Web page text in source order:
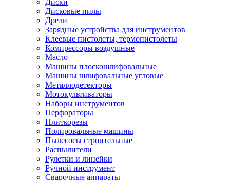
Диски
Дисковые пилы
Дрели
Зарядные устройства для инструментов
Клеевые пистолеты, термопистолеты
Компрессоры воздушные
Масло
Машины плоскошлифовальные
Машины шлифовальные угловые
Металлодетекторы
Мотокультиваторы
Наборы инструментов
Перфораторы
Плиткорезы
Полировальные машины
Пылесосы строительные
Распылители
Рулетки и линейки
Ручной инструмент
Сварочные аппараты